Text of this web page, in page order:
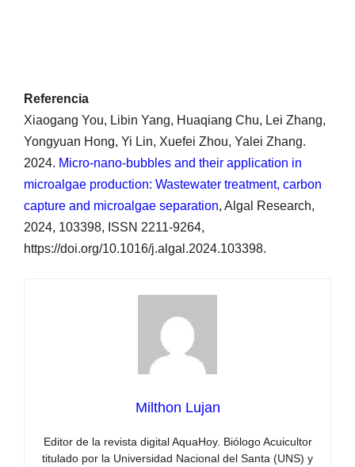
Referencia
Xiaogang You, Libin Yang, Huaqiang Chu, Lei Zhang,
Yongyuan Hong, Yi Lin, Xuefei Zhou, Yalei Zhang.
2024. Micro-nano-bubbles and their application in
microalgae production: Wastewater treatment, carbon
capture and microalgae separation, Algal Research,
2024, 103398, ISSN 2211-9264,
https://doi.org/10.1016/j.algal.2024.103398.
Milthon Lujan
Editor de la revista digital AquaHoy. Biólogo Acuicultor
titulado por la Universidad Nacional del Santa (UNS) y